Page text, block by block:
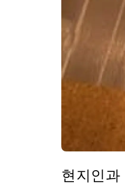
현지인